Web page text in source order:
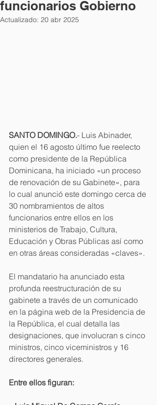
funcionarios Gobierno
Actualizado: 20 abr 2025
SANTO DOMINGO.- Luis Abinader,
quien el 16 agosto último fue reelecto
como presidente de la República
Dominicana, ha iniciado «un proceso
de renovación de su Gabinete», para
lo cual anunció este domingo cerca de
30 nombramientos de altos
funcionarios entre ellos en los
ministerios de Trabajo, Cultura,
Educación y Obras Públicas así como
en otras áreas consideradas «claves».
El mandatario ha anunciado esta
profunda reestructuración de su
gabinete a través de un comunicado
en la página web de la Presidencia de
la República, el cual detalla las
designaciones, que involucran s cinco
ministros, cinco viceministros y 16
directores generales.
Entre ellos figuran: